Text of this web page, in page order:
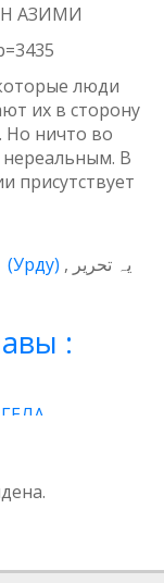
АЗИМИ
люди
их в сторону
Но ничто во
нереальным. В
присутствует
یہ تحریر (Урду)
:
глина